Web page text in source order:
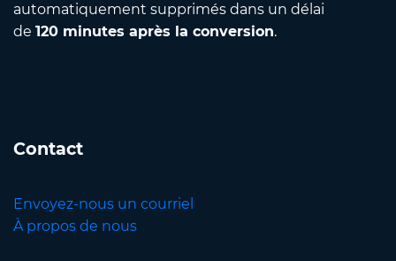
automatiquement supprimés dans un délai
de 120 minutes après la conversion.
Contact
Envoyez-nous un courriel
À propos de nous